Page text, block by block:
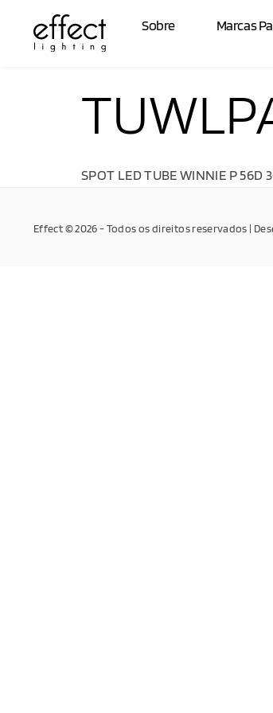
Sobre Marcas
SPOT LED TUBE WINNIE P 56D
Effect © 2026 - Todos os direitos reservados |